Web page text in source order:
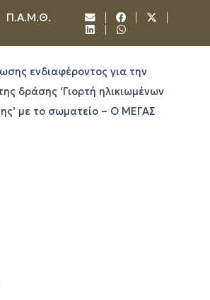
Π.Α.Μ.Θ.
ενδιαφέροντος για την
δράσης ‘Γιορτή ηλικιωμένων
με το σωματείο – Ο ΜΕΓΑΣ